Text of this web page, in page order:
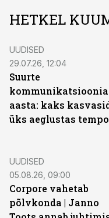
HETKEL
UUDISED
29.07.26, 12:04
Suurte
aasta: kaks
üks aeglustas
UUDISED
05.08.26, 09:00
Corpore vahetab
põlvkonda | Janno